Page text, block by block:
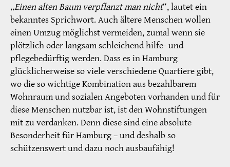
„Einen alten Baum verpflanzt man nicht“, lautet ein
bekanntes Sprichwort. Auch ältere Menschen wollen
einen Umzug möglichst vermeiden, zumal wenn sie
plötzlich oder langsam schleichend hilfe- und
pflegebedürftig werden. Dass es in Hamburg
glücklicherweise so viele verschiedene Quartiere gibt,
wo die so wichtige Kombination aus bezahlbarem
Wohnraum und sozialen Angeboten vorhanden und für
diese Menschen nutzbar ist, ist den Wohnstiftungen
mit zu verdanken. Denn diese sind eine absolute
Besonderheit für Hamburg – und deshalb so
schützenswert und dazu noch ausbaufähig!